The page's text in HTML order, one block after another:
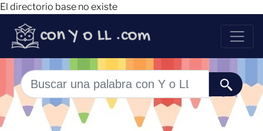
El directorio base no existe